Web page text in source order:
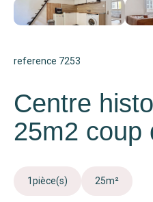
reference 7253
Centre
25m2 coup
1pièce(s) 25m²